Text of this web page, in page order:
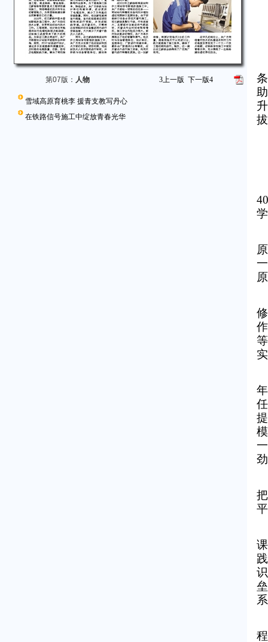
第07版： 人物 3上一版 下一版4
雪域高原育桃李 援青支教写丹心
在铁路信号施工中绽放青春光华